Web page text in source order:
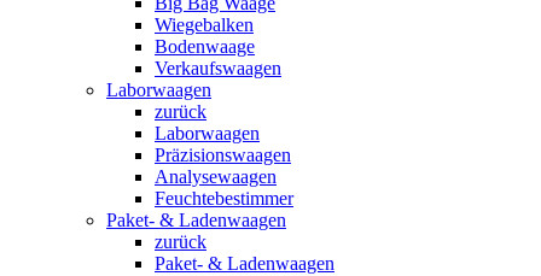
Wiegebalken
Bodenwaage
Verkaufswaagen
Laborwaagen
zurück
Laborwaagen
Präzisionswaagen
Analysewaagen
Feuchtebestimmer
Paket- & Ladenwaagen
zurück
Paket- & Ladenwaagen